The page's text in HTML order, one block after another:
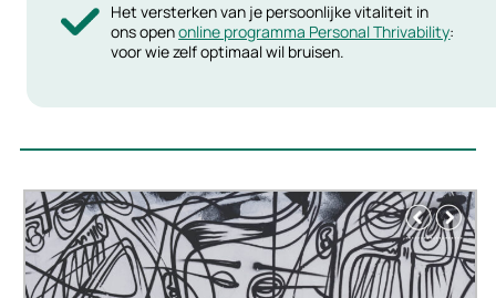
Het versterken van je persoonlijke vitaliteit in
ons openonline programma Personal Thrivability:
voor wie zelf optimaal wil bruisen.